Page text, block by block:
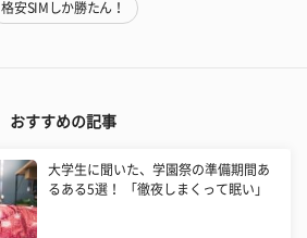
格安SIMしか勝たん！
おすすめの記事
大学生に聞いた、学園祭の準備期間あ
るある5選！ 「徹夜しまくって眠い」